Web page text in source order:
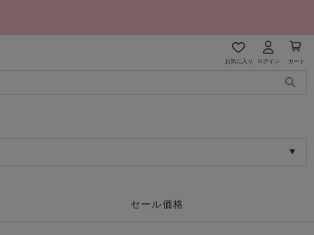
お気に入り ログイン カート
セール価格